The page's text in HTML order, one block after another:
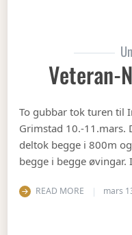
Veteran-
To gubbar tok turen til
Grimstad 10.-11.mars.
deltok begge i 800m
begge i begge
READ MORE mars